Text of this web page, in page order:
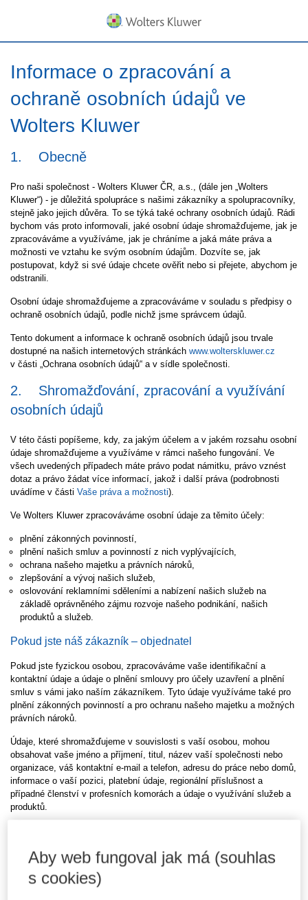
Informace o zpracování a
ochraně osobních údajů ve
Wolters Kluwer
1. Obecně
Pro naši společnost - Wolters Kluwer ČR, a.s., (dále jen „Wolters
Kluwer“) - je důležitá spolupráce s našimi zákazníky a spolupracovníky,
stejně jako jejich důvěra. To se týká také ochrany osobních údajů. Rádi
bychom vás proto informovali, jaké osobní údaje shromažďujeme, jak je
zpracováváme a využíváme, jak je chráníme a jaká máte práva a
možnosti ve vztahu ke svým osobním údajům. Dozvíte se, jak
postupovat, když si své údaje chcete ověřit nebo si přejete, abychom je
odstranili.
Osobní údaje shromažďujeme a zpracováváme v souladu s předpisy o
ochraně osobních údajů, podle nichž jsme správcem údajů.
Tento dokument a informace k ochraně osobních údajů jsou trvale
dostupné na našich internetových stránkách www.wolterskluwer.cz
v části „Ochrana osobních údajů“ a v sídle společnosti.
2. Shromažďování, zpracování a využívání
osobních údajů
V této části popíšeme, kdy, za jakým účelem a v jakém rozsahu osobní
údaje shromažďujeme a využíváme v rámci našeho fungování. Ve
všech uvedených případech máte právo podat námitku, právo vznést
dotaz a právo žádat více informací, jakož i další práva (podrobnosti
uvádíme v části Vaše práva a možnosti).
Ve Wolters Kluwer zpracováváme osobní údaje za těmito účely:
plnění zákonných povinností,
plnění našich smluv a povinností z nich vyplývajících,
ochrana našeho majetku a právních nároků,
zlepšování a vývoj našich služeb,
oslovování reklamními sděleními a nabízení našich služeb na
základě oprávněného zájmu rozvoje našeho podnikání, našich
produktů a služeb.
Pokud jste náš zákazník – objednatel
Pokud jste fyzickou osobou, zpracováváme vaše identifikační a
kontaktní údaje a údaje o plnění smlouvy pro účely uzavření a plnění
smluv s vámi jako naším zákazníkem. Tyto údaje využíváme také pro
plnění zákonných povinností a pro ochranu našeho majetku a možných
právních nároků.
Údaje, které shromažďujeme v souvislosti s vaší osobou, mohou
obsahovat vaše jméno a příjmení, titul, název vaší společnosti nebo
organizace, váš kontaktní e-mail a telefon, adresu do práce nebo domů,
informace o vaší pozici, platební údaje, regionální příslušnost a
případné členství v profesních komorách a údaje o využívání služeb a
produktů.
účely oslovování s reklamními sděleními a nabízení našich služeb;
nabídku můžete dostávat elektronicky (zejména e-mailem, přes sociální
sítě nebo telefonicky), klasickým dopisem či osobně od zaměstnanců
Aby web fungoval jak má (souhlas
s cookies)